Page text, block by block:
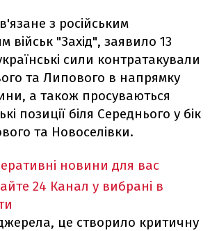
з російським
військ "Захід", заявило 13
сили контратакували
та Липового в напрямку
а також просуваються
позиції біля Середнього у бік
та Новоселівки.
новини для вас
24 Канал у вибрані в
це створило критичну